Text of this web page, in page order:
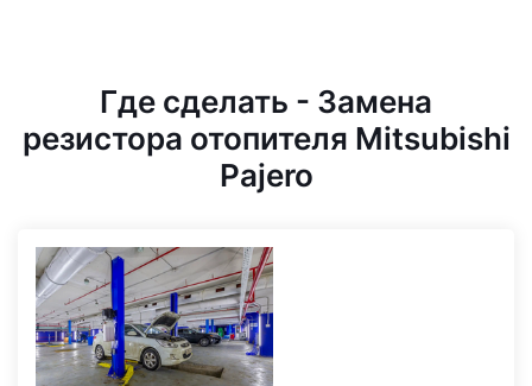
Где сделать - Замена
резистора отопителя Mitsubishi
Pajero